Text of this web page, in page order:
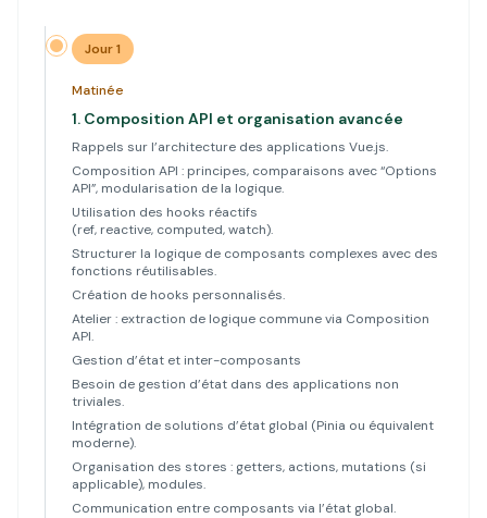
Jour 1
Matinée
1. Composition API et organisation avancée
Rappels sur l’architecture des applications Vue.js.
Composition API : principes, comparaisons avec “Options
API”, modularisation de la logique.
Utilisation des hooks réactifs
(ref, reactive, computed, watch).
Structurer la logique de composants complexes avec des
fonctions réutilisables.
Création de hooks personnalisés.
Atelier : extraction de logique commune via Composition
API.
Gestion d’état et inter-composants
Besoin de gestion d’état dans des applications non
triviales.
Intégration de solutions d’état global (Pinia ou équivalent
moderne).
Organisation des stores : getters, actions, mutations (si
applicable), modules.
Communication entre composants via l’état global.